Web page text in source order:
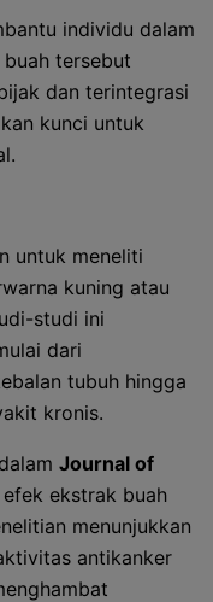
individu dalam
tersebut
dan terintegrasi
kunci untuk
untuk meneliti
kuning atau
studi ini
dari
tubuh hingga
kronis.
Journal of
ekstrak buah
menunjukkan
antikanker